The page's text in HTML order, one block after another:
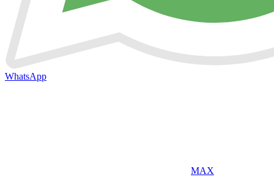
WhatsApp
MAX